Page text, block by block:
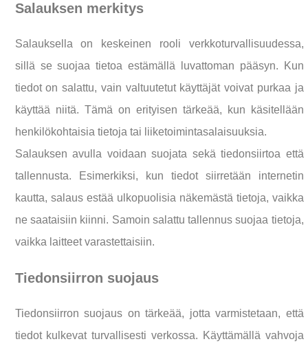
Salauksen merkitys
Salauksella on keskeinen rooli verkkoturvallisuudessa,
sillä se suojaa tietoa estämällä luvattoman pääsyn. Kun
tiedot on salattu, vain valtuutetut käyttäjät voivat purkaa ja
käyttää niitä. Tämä on erityisen tärkeää, kun käsitellään
henkilökohtaisia tietoja tai liiketoimintasalaisuuksia.
Salauksen avulla voidaan suojata sekä tiedonsiirtoa että
tallennusta. Esimerkiksi, kun tiedot siirretään internetin
kautta, salaus estää ulkopuolisia näkemästä tietoja, vaikka
ne saataisiin kiinni. Samoin salattu tallennus suojaa tietoja,
vaikka laitteet varastettaisiin.
Tiedonsiirron suojaus
Tiedonsiirron suojaus on tärkeää, jotta varmistetaan, että
tiedot kulkevat turvallisesti verkossa. Käyttämällä vahvoja